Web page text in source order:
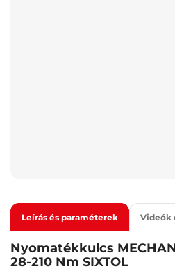
Leírás és paraméterek Videók
Nyomatékkulcs
28-210 Nm SIXTOL